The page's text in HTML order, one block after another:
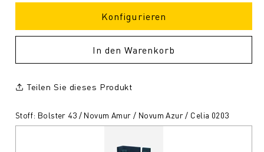
Konfigurieren
In den Warenkorb
Teilen Sie dieses Produkt
Stoff: Bolster 43 / Novum Amur / Novum Azur / Celia 0203